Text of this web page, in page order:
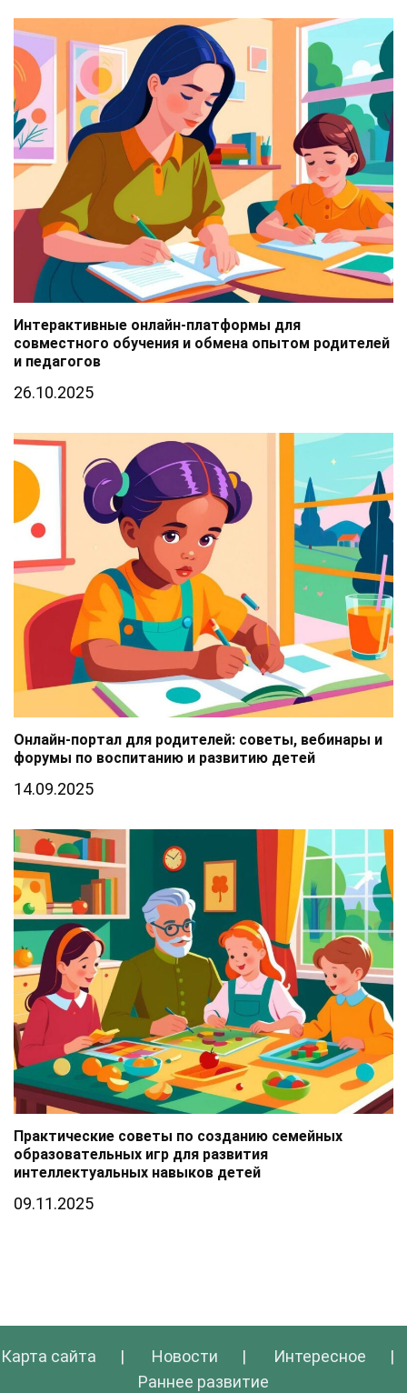
Интерактивные онлайн-платформы для
совместного обучения и обмена опытом родителей
и педагогов
26.10.2025
Онлайн-портал для родителей: советы, вебинары и
форумы по воспитанию и развитию детей
14.09.2025
Практические советы по созданию семейных
образовательных игр для развития
интеллектуальных навыков детей
09.11.2025
Карта сайта ⠀⠀|⠀⠀ Новости ⠀⠀|⠀⠀ Интересное ⠀⠀|⠀
Раннее развитие